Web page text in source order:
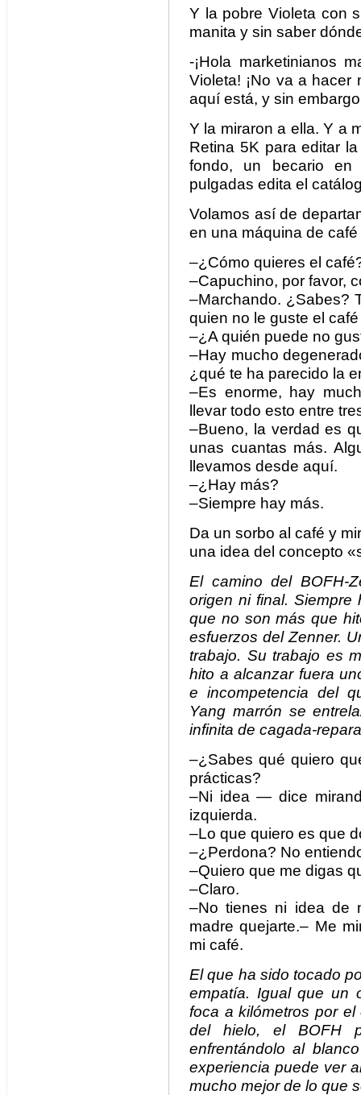
Y la pobre Violeta con
manita y sin saber
-¡Hola marketinianos
Violeta! ¡No va a hacer
aquí está, y sin
Y la miraron a ella. Y a
Retina 5K para editar
fondo, un becario
pulgadas edita el
Volamos así de
en una máquina de
–¿Cómo quieres el
–Capuchino, por favor,
–Marchando. ¿Sabes?
quien no le guste el
–¿A quién puede no
–Hay mucho
¿qué te ha parecido la
–Es enorme, hay
llevar todo esto entre
–Bueno, la verdad es
unas cuantas más.
llevamos desde aquí.
–¿Hay más?
–Siempre hay más.
Da un sorbo al café y
una idea del concepto
El camino del BOFH-
origen ni final.
que no son más que
esfuerzos del Zenner.
trabajo. Su trabajo es
hito a alcanzar fuera
e incompetencia del
Yang marrón se
infinita de cagada-
–¿Sabes qué quiero
prácticas?
–Ni idea — dice
izquierda.
–Lo que quiero es que
–¿Perdona? No
–Quiero que me digas
–Claro.
–No tienes ni idea de
madre quejarte.– Me
mi café.
El que ha sido tocado
empatía. Igual que un
foca a kilómetros por
del hielo, el BOFH
enfrentándolo al
experiencia puede ver
mucho mejor de lo que